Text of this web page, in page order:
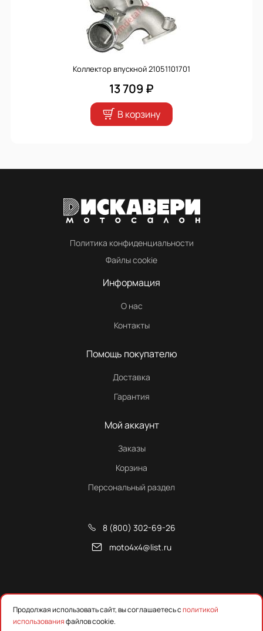
Коллектор впускной 21051101701
13 709 ₽
В корзину
Политика конфиденциальности
Файлы cookie
Информация
О нас
Контакты
Помощь покупателю
Доставка
Гарантия
Мой аккаунт
Заказы
Корзина
Персональный раздел
8 (800) 302-69-26
moto4x4@list.ru
Снегоходы, квадроциклы и запчасти от Русской Механики
Предложения на сайте не являются публичной офертой.
Продолжая использовать сайт, вы соглашаетесь сполитикой
использованияфайлов cookie.